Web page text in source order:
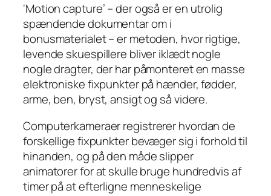
‘Motion capture’ – der også er en utrolig
spændende dokumentar om i
bonusmaterialet – er metoden, hvor rigtige,
levende skuespillere bliver iklædt nogle
nogle dragter, der har påmonteret en masse
elektroniske fixpunkter på hænder, fødder,
arme, ben, bryst, ansigt og så videre.
Computerkameraer registrerer hvordan de
forskellige fixpunkter bevæger sig i forhold til
hinanden, og på den måde slipper
animatorer for at skulle bruge hundredvis af
timer på at efterligne menneskelige